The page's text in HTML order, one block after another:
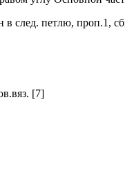
в след. петлю, проп.1,
[7]